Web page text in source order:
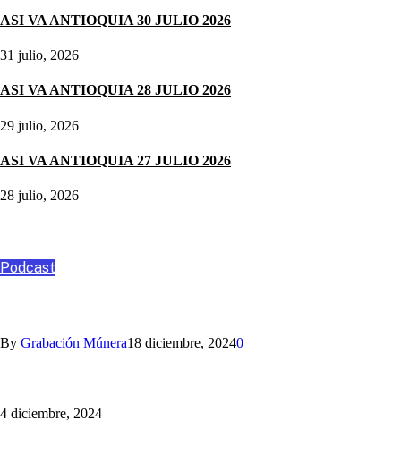
ASI VA ANTIOQUIA 30 JULIO 2026
31 julio, 2026
ASI VA ANTIOQUIA 28 JULIO 2026
29 julio, 2026
ASI VA ANTIOQUIA 27 JULIO 2026
28 julio, 2026
Podcast
By Grabación Múnera18 diciembre, 20240
4 diciembre, 2024